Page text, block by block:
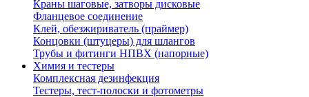
Краны шаговые, затворы дисковые
Фланцевое соединение
Клей, обезжириватель (праймер)
Концовки (штуцеры) для шлангов
Трубы и фитинги НПВХ (напорные)
Химия и тестеры
Комплексная дезинфекция
Тестеры, тест-полоски и фотометры